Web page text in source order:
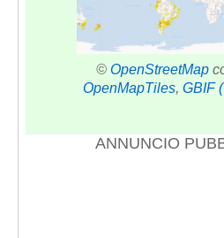
© OpenStreetMap
OpenMapTiles, GBIF
ANNUNCIO